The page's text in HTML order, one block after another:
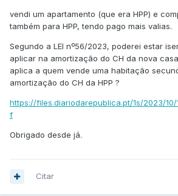
vendi um apartamento (que era HPP) e
também para HPP, tendo pago mais valias.
Segundo a LEI nº56/2023, poderei estar
aplicar na amortização do CH da nova
aplica a quem vende uma habitação
amortização do CH da HPP ?
https://files.diariodarepublica.pt/1s/2023/
f
Obrigado desde já.
Citar